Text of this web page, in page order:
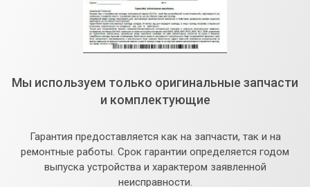
Мы используем только оригинальные запчасти
и комплектующие
Гарантия предоставляется как на запчасти, так и на
ремонтные работы. Срок гарантии определяется годом
выпуска устройства и характером заявленной
неисправности.